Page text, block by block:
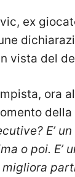
ex
vista del
ora
della
E’
o poi. E’